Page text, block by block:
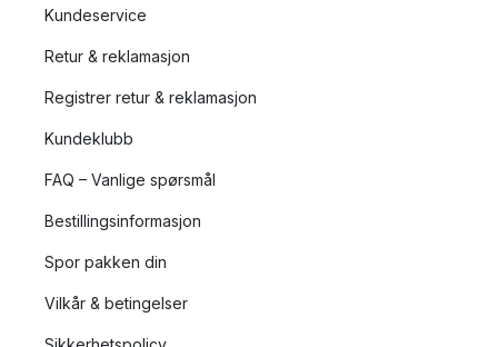
Kundeservice
Retur & reklamasjon
Registrer retur & reklamasjon
Kundeklubb
FAQ – Vanlige spørsmål
Bestillingsinformasjon
Spor pakken din
Vilkår & betingelser